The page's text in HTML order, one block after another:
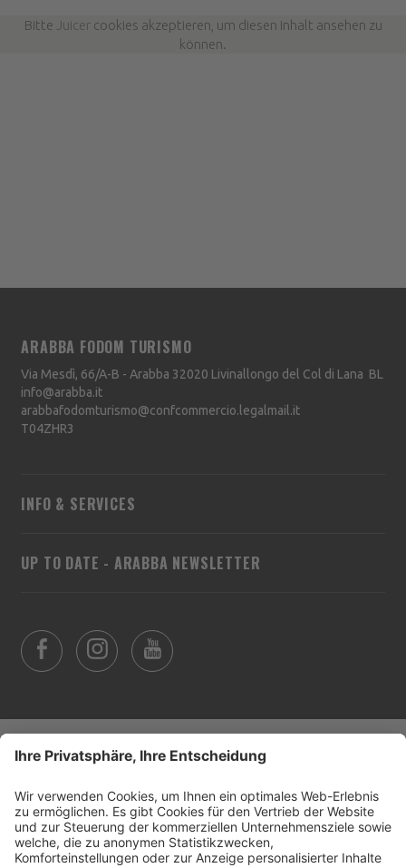
Bitte Juicercookies akzeptieren, um diesen Inhalt ansehen zu
können.
UP TO DATE - ARABBA NEWSLETTER
ARABBA FODOM TURISMO
Via Mesdì, 66/A-B - Arabba 32020 Livinallongo del Col di Lana BL
info@arabba.it
arabbafodomturismo@confcommercio.legalmail.it
T04ZHR3
INFO & SERVICES